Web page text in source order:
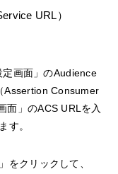
URL）
画面」のAudience
Assertion Consumer
面」のACS URLを入
す。
をクリックして、